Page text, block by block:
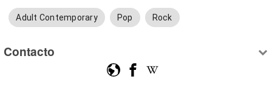
Adult Contemporary Pop Rock
Contacto